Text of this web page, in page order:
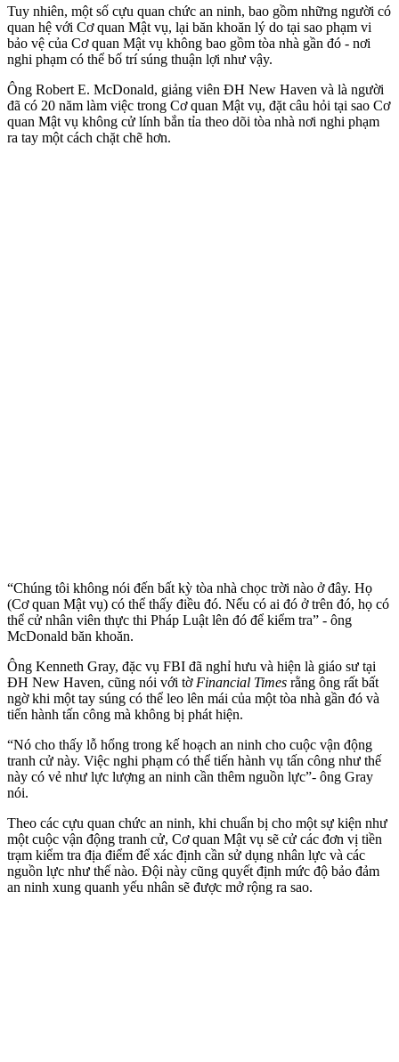
Tuy nhiên, một số cựu quan chức an ninh, bao gồm những người có
quan hệ với Cơ quan Mật vụ, lại băn khoăn lý do tại sao phạm vi
bảo vệ của Cơ quan Mật vụ không bao gồm tòa nhà gần đó - nơi
nghi phạm có thể bố trí súng thuận lợi như vậy.
Ông Robert E. McDonald, giảng viên ĐH New Haven và là người
đã có 20 năm làm việc trong Cơ quan Mật vụ, đặt câu hỏi tại sao Cơ
quan Mật vụ không cử lính bắn tỉa theo dõi tòa nhà nơi nghi phạm
ra tay một cách chặt chẽ hơn.
“Chúng tôi không nói đến bất kỳ tòa nhà chọc trời nào ở đây. Họ
(Cơ quan Mật vụ) có thể thấy điều đó. Nếu có ai đó ở trên đó, họ có
thể cử nhân viên thực thi Pháp Luật lên đó để kiểm tra” - ông
McDonald băn khoăn.
Ông Kenneth Gray, đặc vụ FBI đã nghỉ hưu và hiện là giáo sư tại
ĐH New Haven, cũng nói với tờ Financial Times rằng ông rất bất
ngờ khi một tay súng có thể leo lên mái của một tòa nhà gần đó và
tiến hành tấn công mà không bị phát hiện.
“Nó cho thấy lỗ hổng trong kế hoạch an ninh cho cuộc vận động
tranh cử này. Việc nghi phạm có thể tiến hành vụ tấn công như thế
này có vẻ như lực lượng an ninh cần thêm nguồn lực”- ông Gray
nói.
Theo các cựu quan chức an ninh, khi chuẩn bị cho một sự kiện như
một cuộc vận động tranh cử, Cơ quan Mật vụ sẽ cử các đơn vị tiền
trạm kiểm tra địa điểm để xác định cần sử dụng nhân lực và các
nguồn lực như thế nào. Đội này cũng quyết định mức độ bảo đảm
an ninh xung quanh yếu nhân sẽ được mở rộng ra sao.